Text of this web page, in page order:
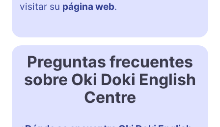
visitar su página web.
Preguntas frecuentes
sobre Oki Doki English
Centre